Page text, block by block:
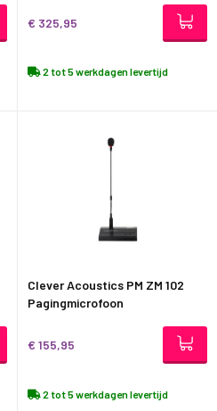
€ 325,95
2 tot 5 werkdagen levertijd
Clever Acoustics PM ZM 102
Pagingmicrofoon
€ 155,95
2 tot 5 werkdagen levertijd